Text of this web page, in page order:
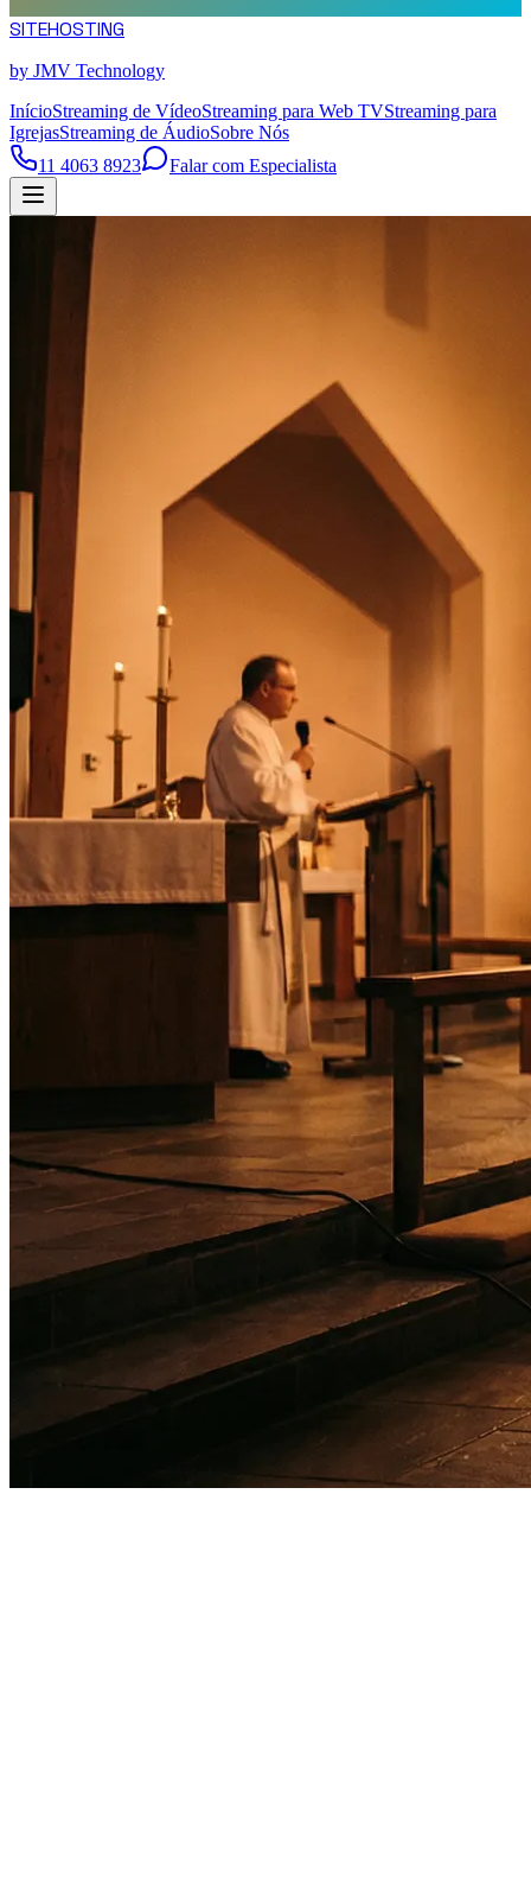
SITEHOSTING
by JMV Technology
InícioStreaming de VídeoStreaming para Web TVStreaming para
IgrejasStreaming de ÁudioSobre Nós
11 4063 8923
Falar com Especialista